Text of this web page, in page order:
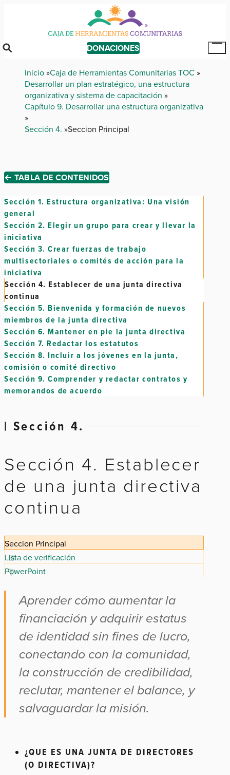
content
DONACIONES
Breadcrumb
Inicio Caja de Herramientas Comunitarias TOC
Desarrollar un plan estratégico, una estructura
organizativa y sistema de capacitación
Capítulo 9. Desarrollar una estructura organizativa
Sección 4. Seccion Principal
← TABLA DE CONTENIDOS
Sección 1. Estructura organizativa: Una visión
general
Sección 2. Elegir un grupo para crear y llevar la
iniciativa
Sección 3. Crear fuerzas de trabajo
multisectoriales o comités de acción para la
iniciativa
Sección 4. Establecer de una junta directiva
continua
Sección 5. Bienvenida y formación de nuevos
miembros de la junta directiva
Sección 6. Mantener en pie la junta directiva
Sección 7. Redactar los estatutos
Sección 8. Incluir a los jóvenes en la junta,
comisión o comité directivo
Sección 9. Comprender y redactar contratos y
memorandos de acuerdo
| Sección 4.
Sección 4. Establecer
de una junta directiva
continua
Seccion Principal
Lista de verificación
PowerPoint
Aprender cómo aumentar la
financiación y adquirir estatus
de identidad sin fines de lucro,
conectando con la comunidad,
la construcción de credibilidad,
reclutar, mantener el balance, y
salvaguardar la misión.
¿QUE ES UNA JUNTA DE DIRECTORES
(O DIRECTIVA)?